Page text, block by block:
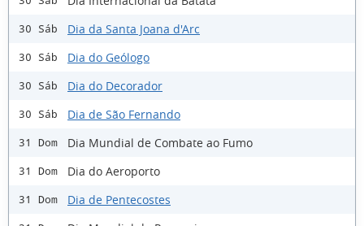
30 Sáb Dia da Santa Joana d'Arc
30 Sáb Dia do Geólogo
30 Sáb Dia do Decorador
30 Sáb Dia de São Fernando
31 Dom Dia Mundial de Combate ao Fumo
31 Dom Dia do Aeroporto
31 Dom Dia de Pentecostes